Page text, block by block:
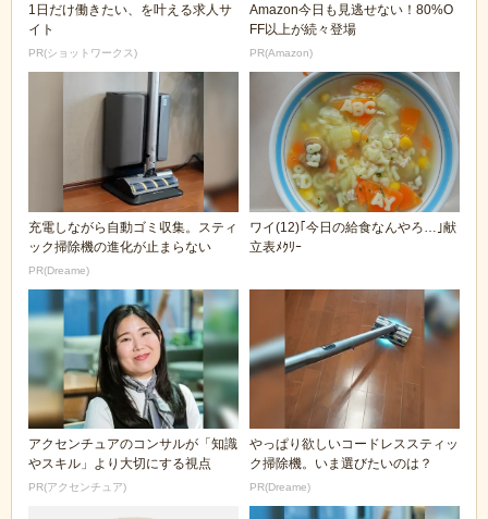
1日だけ働きたい、を叶える求人サ
イト
PR(ショットワークス)
Amazon今日も見逃せない！80%O
FF以上が続々登場
PR(Amazon)
充電しながら自動ゴミ収集。スティ
ック掃除機の進化が止まらない
PR(Dreame)
ワイ(12)｢今日の給食なんやろ…｣献
立表ﾒｸﾘｰ
アクセンチュアのコンサルが「知識
やスキル」より大切にする視点
PR(アクセンチュア)
やっぱり欲しいコードレススティッ
ク掃除機。いま選びたいのは？
PR(Dreame)